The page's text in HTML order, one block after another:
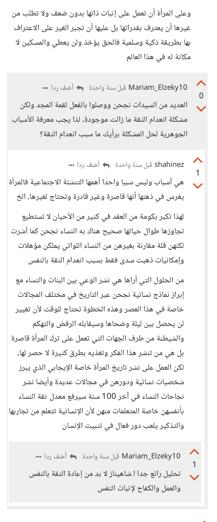
وعلى المرأة أن تعمل على إثبات ذاتها بدون ضعف ولا تطلب من
غيرها أن يعترف بقدراتها بل عليها أن تجبر الغير على الاعتراف
بها بطريقة ذكية وسلمية فالحق يؤخذ ولن يعطي والمسكين لا
مكانة له في هذا العالم
0
Mariam_Elzeky10 قبل سنة واحدة أضف ردا
العديد من السيدات نجحن ووصلوا بالفعل لقمة المجد ولكن
مشكلة انعدام الثقة ما زالت موجودة، لذا يجب معرفة الأسباب
الجوهرية لحل المشكلة برأيك ما سبب انعدام الثقة؟
1
shahinez قبل سنة واحدة أضف ردا
هي أسباب وليس سببا واحدا أهمها التنشئة الاجتماعية فالمرأة
يغرس في ذهنها أنها قاصرة وغير قادرة وتحتاج لغيرها، الخ
لهذا تكبر بكومة من العقد في كثير من الأحيان لا تستطيع
تجاوزها طوال حياتها صحيح هناك به النساء نجحن كما أشرت
لكنهن قلة مقارنة بغيرهن من النساء اللواتي يملكن مؤهلات
وإمكانيات ذهبت سدى فقط بسبب انعدام الثقة بالنفس
من الحلول التي أراها هي نشر الوعي بين البنات والنساء مع
إبراز نماذج نسائية نجحن عبر التاريخ في مختلف المجالات
خاصة في هذا العصر وهذه الخطوة تحتاج للوقت لأن تغيير
لن يحصل بين ليلة وضحاها وسيقابله الرفض والتهكم
والشيطنة من طرف الجهات التي تعمل على ترك المرأة قاصرة
بل هي من تنشر هذا الفكر وتغذيه بطرق كثيرة لا حصر لها،
لكن العمل على نشر تاريخ المرأة خاصة الإيجابي الذي يبرز
شخصيات نسائية ودورهن في مجالات عديدة وأيضا نشر
نجاحات النساء في آخر 100 سنة سيرفع معدل ثقة النساء
بأنفسهن خاصة المتعلمات منهن لأن الإنسانية تتعلم من تجاربها
والتذكير يلعب دور فعال في تثبيت الإنسان
1
Mariam_Elzeky10 قبل سنة واحدة أضف ردا
تحليل رائع جدا ا.شاهيناز لا بد من إعادة الثقة بالنفس
والعمل والكفاح لإثبات النفس